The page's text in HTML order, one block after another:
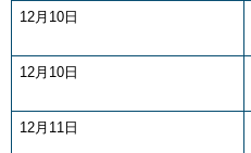
12月10日
12月10日
12月11日